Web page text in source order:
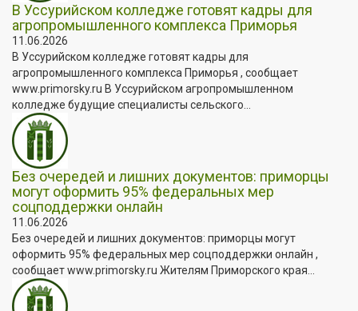
В Уссурийском колледже готовят кадры для
агропромышленного комплекса Приморья
11.06.2026
В Уссурийском колледже готовят кадры для
агропромышленного комплекса Приморья , сообщает
www.primorsky.ru В Уссурийском агропромышленном
колледже будущие специалисты сельского...
Без очередей и лишних документов: приморцы
могут оформить 95% федеральных мер
соцподдержки онлайн
11.06.2026
Без очередей и лишних документов: приморцы могут
оформить 95% федеральных мер соцподдержки онлайн ,
сообщает www.primorsky.ru Жителям Приморского края...